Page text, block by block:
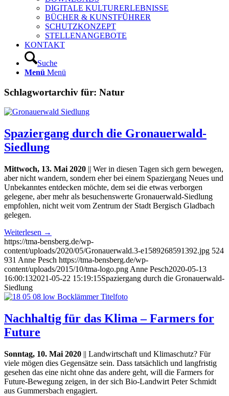
DIGITALE KULTURERLEBNISSE
BÜCHER & KUNSTFÜHRER
SCHUTZKONZEPT
STELLENANGEBOTE
KONTAKT
Suche
Menü Menü
Schlagwortarchiv für: Natur
Spaziergang durch die Gronauerwald-
Siedlung
Mittwoch, 13. Mai 2020 || Wer in diesen Tagen sich gern bewegen,
aber nicht wandern, sondern eher bei einem Spaziergang Neues und
Unbekanntes entdecken möchte, dem sei die etwas verborgen
gelegene, aber mehr als besuchenswerte Gronauerwald-Siedlung
empfohlen, nicht weit vom Zentrum der Stadt Bergisch Gladbach
gelegen.
Weiterlesen →
https://tma-bensberg.de/wp-
content/uploads/2020/05/Gronauerwald.3-e1589268591392.jpg 524
931 Anne Pesch https://tma-bensberg.de/wp-
content/uploads/2015/10/tma-logo.png Anne Pesch2020-05-13
16:00:132021-05-22 15:19:15Spaziergang durch die Gronauerwald-
Siedlung
Nachhaltig für das Klima – Farmers for
Future
Sonntag, 10. Mai 2020 || Landwirtschaft und Klimaschutz? Für
viele mögen dies Gegensätze sein. Dass tatsächlich und langfristig
gesehen das eine nicht ohne das andere geht, will die Farmers for
Future-Bewegung zeigen, in der sich Bio-Landwirt Peter Schmidt
aus Gummersbach engagiert.